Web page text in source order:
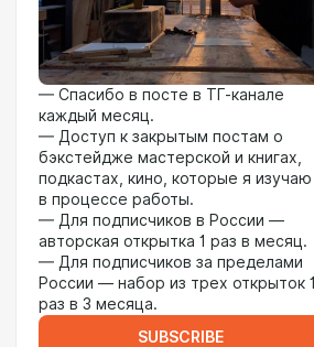
— Спасибо в посте в ТГ-канале
каждый месяц.
— Доступ к закрытым постам о
бэкстейдже мастерской и книгах,
подкастах, кино, которые я изучаю
в процессе работы.
— Для подписчиков в России —
авторская открытка 1 раз в месяц.
— Для подписчиков за пределами
России — набор из трех открыток 1
раз в 3 месяца.
SUBSCRIBE